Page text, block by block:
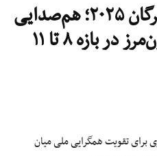
پروژه همکاری ملی مهرگان ۲۰۲۵؛ هم‌صدایی
ایرانیان برون‌مرز و درون‌مرز در بازه ۸ تا ۱۱
برای تقویت همگرایی ملی میان